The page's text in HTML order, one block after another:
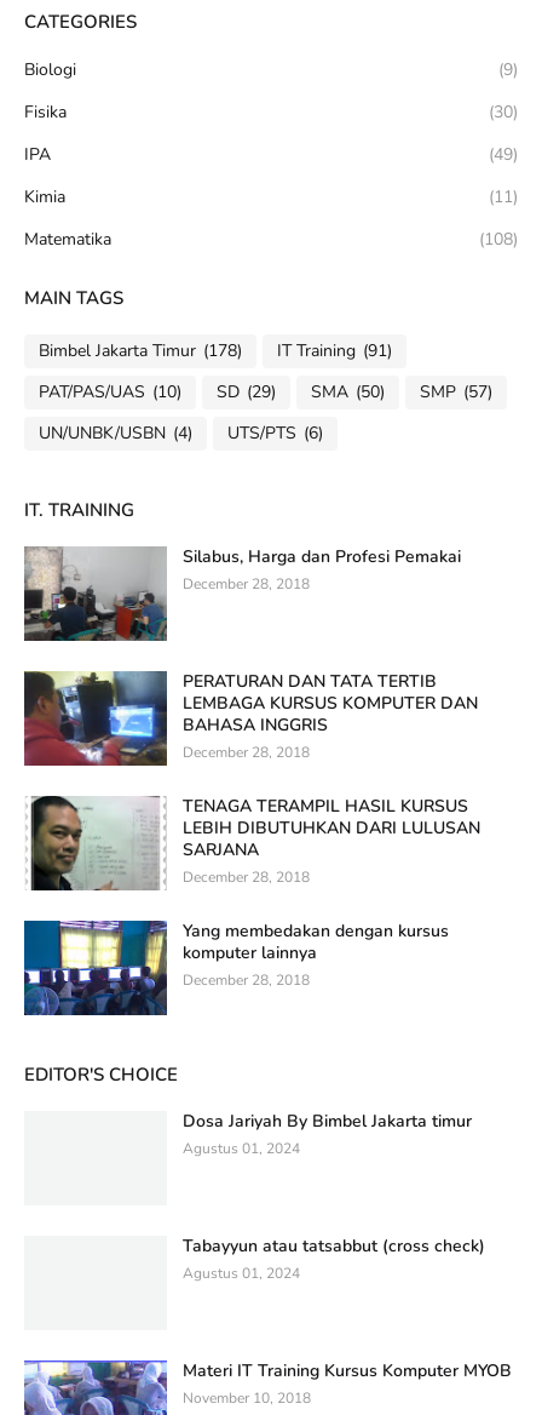
CATEGORIES
Biologi
(9)
Fisika
(30)
IPA
(49)
Kimia
(11)
Matematika
(108)
MAIN TAGS
Bimbel Jakarta Timur (178) IT Training (91)
PAT/PAS/UAS (10) SD (29) SMA (50) SMP (57)
UN/UNBK/USBN (4) UTS/PTS (6)
IT. TRAINING
Silabus, Harga dan Profesi Pemakai
December 28, 2018
PERATURAN DAN TATA TERTIB
LEMBAGA KURSUS KOMPUTER DAN
BAHASA INGGRIS
December 28, 2018
TENAGA TERAMPIL HASIL KURSUS
LEBIH DIBUTUHKAN DARI LULUSAN
SARJANA
December 28, 2018
Yang membedakan dengan kursus
komputer lainnya
December 28, 2018
EDITOR'S CHOICE
Dosa Jariyah By Bimbel Jakarta timur
Agustus 01, 2024
Tabayyun atau tatsabbut (cross check)
Agustus 01, 2024
Materi IT Training Kursus Komputer MYOB
November 10, 2018